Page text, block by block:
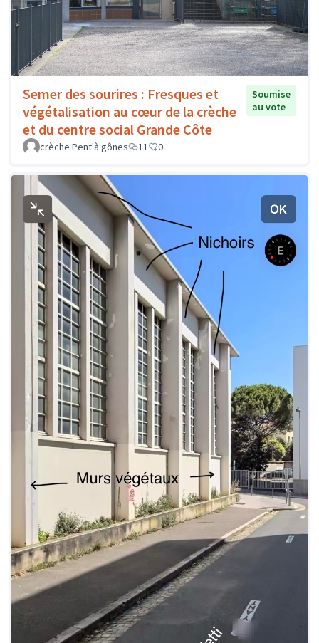
Semer des sourires : Fresques et
végétalisation au cœur de la crèche
et du centre social Grande Côte
Soumise
au vote
crèche Pent'à gônes 11 0